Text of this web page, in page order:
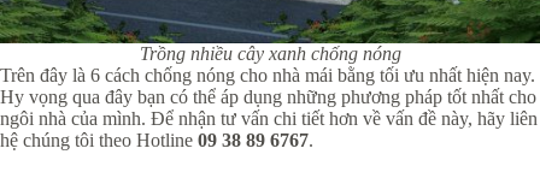
Trồng nhiều cây xanh chống nóng
Trên đây là 6 cách chống nóng cho nhà mái bằng tối ưu nhất hiện nay.
Hy vọng qua đây bạn có thể áp dụng những phương pháp tốt nhất cho
ngôi nhà của mình. Để nhận tư vấn chi tiết hơn về vấn đề này, hãy liên
hệ chúng tôi theo Hotline 09 38 89 6767.